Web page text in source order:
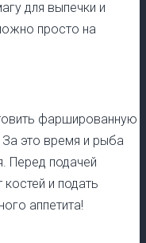
для выпечки и
просто на
фаршированную
это время и рыба
Перед подачей
и подать
аппетита!